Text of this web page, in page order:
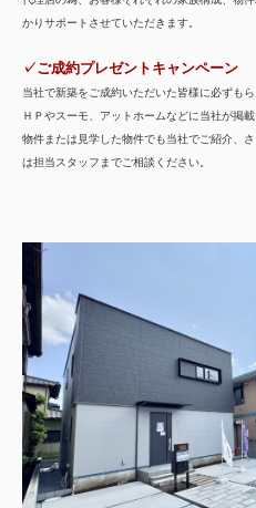
かりサポートさせていただきます。
✓ご成約プレゼントキャンペーン
当社で新築をご成約いただいた皆様に必ずも
ＨＰやスーモ、アットホームなどに当社が掲
物件または見学した物件でも当社でご紹介、
は担当スタッフまでご相談ください。